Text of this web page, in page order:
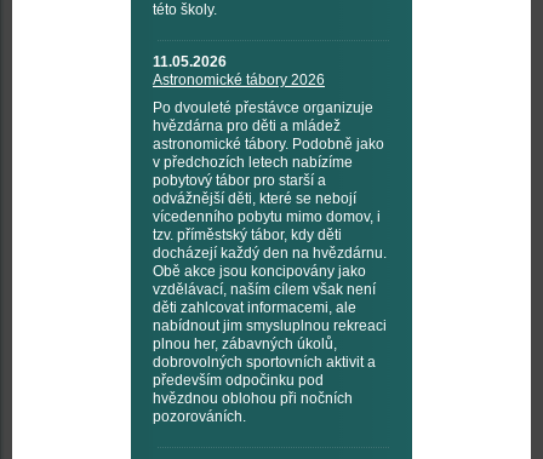
této školy.
11.05.2026
Astronomické tábory 2026
Po dvouleté přestávce organizuje
hvězdárna pro děti a mládež
astronomické tábory. Podobně jako
v předchozích letech nabízíme
pobytový tábor pro starší a
odvážnější děti, které se nebojí
vícedenního pobytu mimo domov, i
tzv. příměstský tábor, kdy děti
docházejí každý den na hvězdárnu.
Obě akce jsou koncipovány jako
vzdělávací, naším cílem však není
děti zahlcovat informacemi, ale
nabídnout jim smysluplnou rekreaci
plnou her, zábavných úkolů,
dobrovolných sportovních aktivit a
především odpočinku pod
hvězdnou oblohou při nočních
pozorováních.